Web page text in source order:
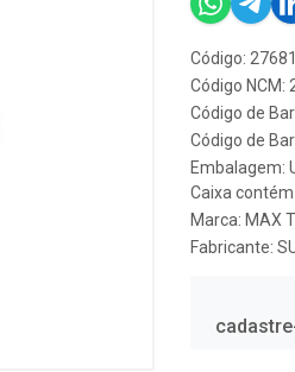
Código:
Código NCM:
Código de
Código de
Embalagem:
Caixa
Marca: MAX
Fabricante: